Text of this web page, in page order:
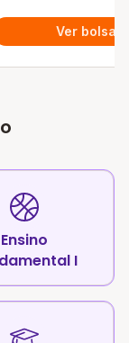
Ver bolsa
Ensino
I